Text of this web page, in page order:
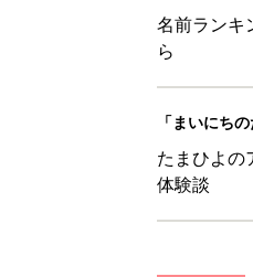
名前ランキ
ら
「まいにち
たまひよの
体験談